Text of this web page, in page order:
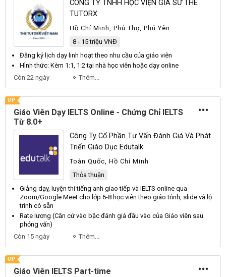
CÔNG TY TNHH HỌC VIỆN GIA SƯ THE
TUTORX
Hồ Chí Minh, Phú Thọ, Phú Yên
8 - 15 triệu VNĐ
Đăng ký lịch dạy linh hoạt theo nhu cầu của giáo viên
Hình thức: Kèm 1:1, 1:2 tại nhà học viên hoặc dạy online
Còn 22 ngày
Thêm...
UP
Giáo Viên Dạy IELTS Online - Chứng Chỉ IELTS
Từ 8.0+
Công Ty Cổ Phần Tư Vấn Đánh Giá Và Phát
Triển Giáo Dục Edutalk
Toàn Quốc, Hồ Chí Minh
Thỏa thuận
Giảng dạy, luyện thi tiếng anh giao tiếp và IELTS online qua
Zoom/Google Meet cho lớp 6-8 học viên theo giáo trình, slide và lộ
trình có sẵn
Rate lương (Căn cứ vào bậc đánh giá đầu vào của Giáo viên sau
phỏng vấn)
Còn 15 ngày
Thêm...
UP
Giáo Viên IELTS Part-time